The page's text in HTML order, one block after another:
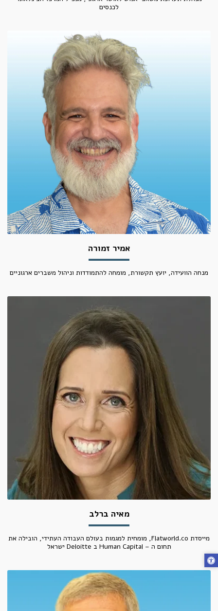
לכנסים
אמיר זמורה
מנחה הוועידה, יועץ תקשורת, מומחה להתמודדות וניהול משברים ארגוניים
מאיה ברלב
מייסדת Flatworld.co, מומחית למגמות בעולם העבודה העתידי, הובילה את
תחום ה – Human Capital ב Deloitte ישראל